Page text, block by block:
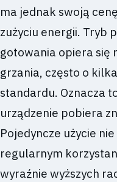
ma jednak swoją
zużyciu energii. Tryb
gotowania opiera się
grzania, często o
standardu. Oznacza
urządzenie pobiera
Pojedyncze użycie
regularnym
wyraźnie wyższych